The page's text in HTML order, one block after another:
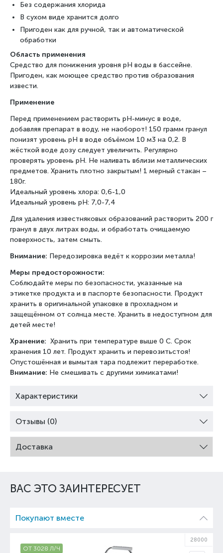
Без содержания хлорида
В сухом виде хранится долго
Пригоден как для ручной, так и автоматической
обработки
Область применения
Средство для понижения уровня рН воды в бассейне.
Пригоден, как моющее средство против образования
извести.
Применение
Перед применением растворить рН-минус в воде,
добавляя препарат в воду, не наоборот! 150 грамм гранул
понизят уровень рН в воде объёмом 10 м3 на 0,2. В
жёсткой воде дозу следует увеличить. Регулярно
проверять уровень рН. Не наливать вблизи металлических
предметов. Хранить плотно закрытым! 1 мерный стакан –
180г.
Идеальный уровень хлора: 0,6-1,0
Идеальный уровень рН: 7,0-7,4
Для удаления известняковых образований растворить 200 г
гранул в двух литрах воды, и обработать очищаемую
поверхность, затем смыть.
Внимание: Передозировка ведёт к коррозии металла!
Меры предосторожности:
Соблюдайте меры по безопасности, указанные на
этикетке продукта и в паспорте безопасности. Продукт
хранить в оригинальной упаковке в прохладном и
защещённом от солнца месте. Хранить в недоступном для
детей месте!
Хранение: Хранить при температуре выше 0 С. Срок
хранения 10 лет. Продукт хранить и перевозитьстоя!
Опустошённая и вымытая тара подлежит переработке.
Внимание: Не смешивать с другими химикатами!
Характеристики
Отзывы (0)
Доставка
ВАС ЭТО ЗАИНТЕРЕСУЕТ
Покупают вместе
ОТ 3028 Л/Ч
28000